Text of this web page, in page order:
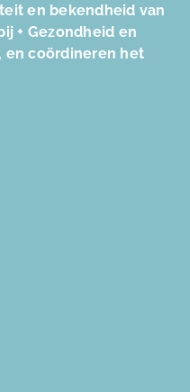
en bekendheid van
+ Gezondheid en
en coördineren het